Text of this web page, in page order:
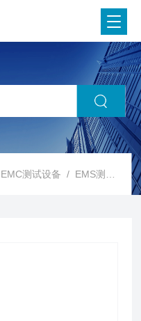
EMC测试设备 / EMS测试设备 /